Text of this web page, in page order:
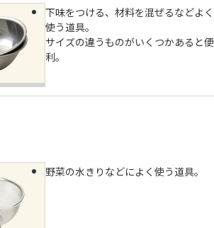
下味をつける、材料を混ぜるなどよく
使う道具。
サイズの違うものがいくつかあると便
利。
野菜の水きりなどによく使う道具。